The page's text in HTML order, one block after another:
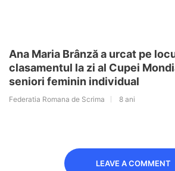
Ana Maria Brânză a urcat pe
clasamentul la zi al Cupei
seniori feminin individual
Federatia Romana de Scrima 8 ani
LEAVE A COMMENT